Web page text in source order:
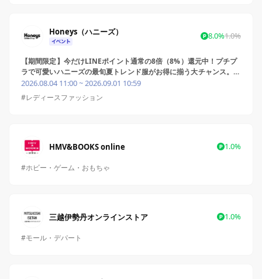
Honeys（ハニーズ） 8.0%1.0%
【期間限定】今だけLINEポイント通常の8倍（8%）還元中！プチプ
ラで可愛いハニーズの最旬夏トレンド服がお得に揃う大チャンス。長
めのキャンペーン期間だから、新作チェックもお見逃しなく！
2026.08.04 11:00 ~ 2026.09.01 10:59
#レディースファッション
HMV&BOOKS online 1.0%
#ホビー・ゲーム・おもちゃ
三越伊勢丹オンラインストア 1.0%
#モール・デパート